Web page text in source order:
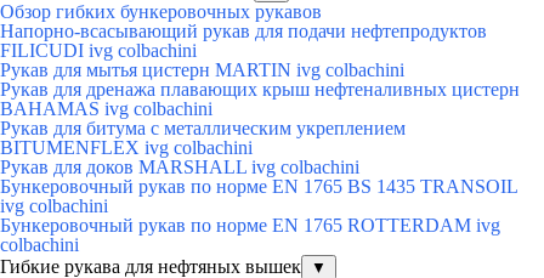
Обзор гибких бункеровочных рукавов
Напорно-всасывающий рукав для подачи нефтепродуктов
FILICUDI ivg colbachini
Рукав для мытья цистерн MARTIN ivg colbachini
Рукав для дренажа плавающих крыш нефтеналивных цистерн
BAHAMAS ivg colbachini
Рукав для битума с металлическим укреплением
BITUMENFLEX ivg colbachini
Рукав для доков MARSHALL ivg colbachini
Бункеровочный рукав по норме EN 1765 BS 1435 TRANSOIL
ivg colbachini
Бункеровочный рукав по норме EN 1765 ROTTERDAM ivg
colbachini
Гибкие рукава для нефтяных вышек
▼